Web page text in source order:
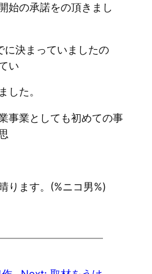
始の承諾をの頂きまし
に決まっていましたの
い
した。
事業としても初めての事
ります。(%ニコ男%)